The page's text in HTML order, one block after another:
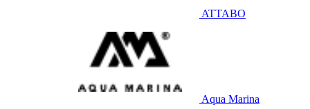
ATTABO
Aqua Marina